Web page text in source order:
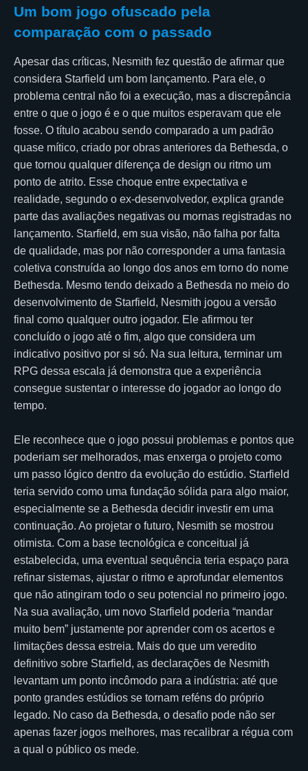
Um bom jogo ofuscado pela
comparação com o passado
Apesar das críticas, Nesmith fez questão de afirmar que
considera Starfield um bom lançamento. Para ele, o
problema central não foi a execução, mas a discrepância
entre o que o jogo é e o que muitos esperavam que ele
fosse. O título acabou sendo comparado a um padrão
quase mítico, criado por obras anteriores da Bethesda, o
que tornou qualquer diferença de design ou ritmo um
ponto de atrito. Esse choque entre expectativa e
realidade, segundo o ex-desenvolvedor, explica grande
parte das avaliações negativas ou mornas registradas no
lançamento. Starfield, em sua visão, não falha por falta
de qualidade, mas por não corresponder a uma fantasia
coletiva construída ao longo dos anos em torno do nome
Bethesda. Mesmo tendo deixado a Bethesda no meio do
desenvolvimento de Starfield, Nesmith jogou a versão
final como qualquer outro jogador. Ele afirmou ter
concluído o jogo até o fim, algo que considera um
indicativo positivo por si só. Na sua leitura, terminar um
RPG dessa escala já demonstra que a experiência
consegue sustentar o interesse do jogador ao longo do
tempo.
Ele reconhece que o jogo possui problemas e pontos que
poderiam ser melhorados, mas enxerga o projeto como
um passo lógico dentro da evolução do estúdio. Starfield
teria servido como uma fundação sólida para algo maior,
especialmente se a Bethesda decidir investir em uma
continuação. Ao projetar o futuro, Nesmith se mostrou
otimista. Com a base tecnológica e conceitual já
estabelecida, uma eventual sequência teria espaço para
refinar sistemas, ajustar o ritmo e aprofundar elementos
que não atingiram todo o seu potencial no primeiro jogo.
Na sua avaliação, um novo Starfield poderia “mandar
muito bem” justamente por aprender com os acertos e
limitações dessa estreia. Mais do que um veredito
definitivo sobre Starfield, as declarações de Nesmith
levantam um ponto incômodo para a indústria: até que
ponto grandes estúdios se tornam reféns do próprio
legado. No caso da Bethesda, o desafio pode não ser
apenas fazer jogos melhores, mas recalibrar a régua com
a qual o público os mede.